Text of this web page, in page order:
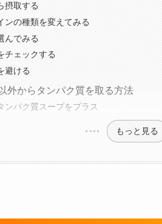
摂取する
ンの種類を変えてみる
んでみる
チェックする
避ける
外からタンパク質を取る方法
ンパク質スープをプラス
もっと見る